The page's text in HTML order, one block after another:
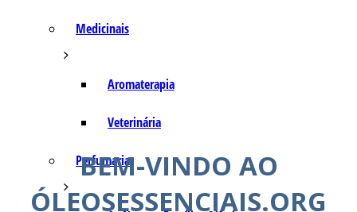
Medicinais
Aromaterapia
Veterinária
Perfumaria
BEM-VINDO AO
ÓLEOSESSENCIAIS.ORG